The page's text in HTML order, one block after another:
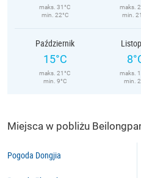
maks. 31°C
min. 22°C
maks.
min.
Październik
15°C
maks. 21°C
min. 9°C
maks.
min.
Miejsca w pobliżu
Pogoda Dongjia